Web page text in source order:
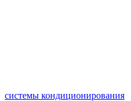
системы кондиционирования